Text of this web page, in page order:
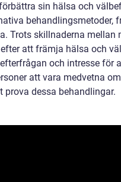
sin hälsa och
behandlingsmetoder,
Trots skillnaderna mellan
att främja hälsa och
och intresse för
att vara medvetna
prova dessa behandlingar.